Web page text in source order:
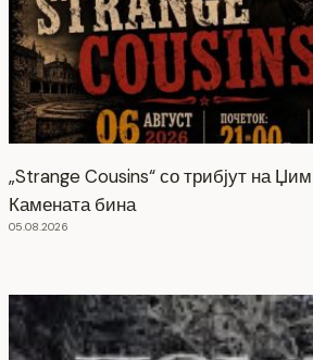
„Strange Cousins“ со трибјут на
Камената бина
05.08.2026